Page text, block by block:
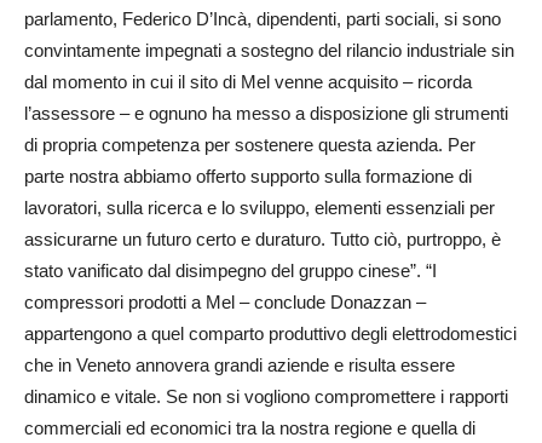
parlamento, Federico D’Incà, dipendenti, parti sociali, si sono
convintamente impegnati a sostegno del rilancio industriale sin
dal momento in cui il sito di Mel venne acquisito – ricorda
l’assessore – e ognuno ha messo a disposizione gli strumenti
di propria competenza per sostenere questa azienda. Per
parte nostra abbiamo offerto supporto sulla formazione di
lavoratori, sulla ricerca e lo sviluppo, elementi essenziali per
assicurarne un futuro certo e duraturo. Tutto ciò, purtroppo, è
stato vanificato dal disimpegno del gruppo cinese”. “I
compressori prodotti a Mel – conclude Donazzan –
appartengono a quel comparto produttivo degli elettrodomestici
che in Veneto annovera grandi aziende e risulta essere
dinamico e vitale. Se non si vogliono compromettere i rapporti
commerciali ed economici tra la nostra regione e quella di